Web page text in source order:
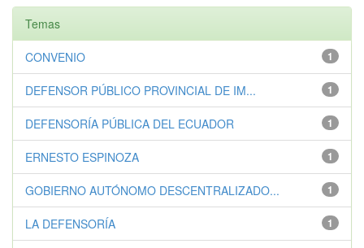
Temas
1
CONVENIO
1
DEFENSOR PÚBLICO PROVINCIAL DE IM...
1
DEFENSORÍA PÚBLICA DEL ECUADOR
1
ERNESTO ESPINOZA
1
GOBIERNO AUTÓNOMO DESCENTRALIZADO...
1
LA DEFENSORÍA